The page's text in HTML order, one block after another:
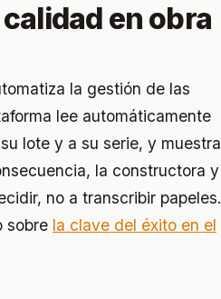
en obra
la gestión de las
lee automáticamente
lote y a su serie, y muestra
la constructora y
no a transcribir papeles.
sobre la clave del éxito en el